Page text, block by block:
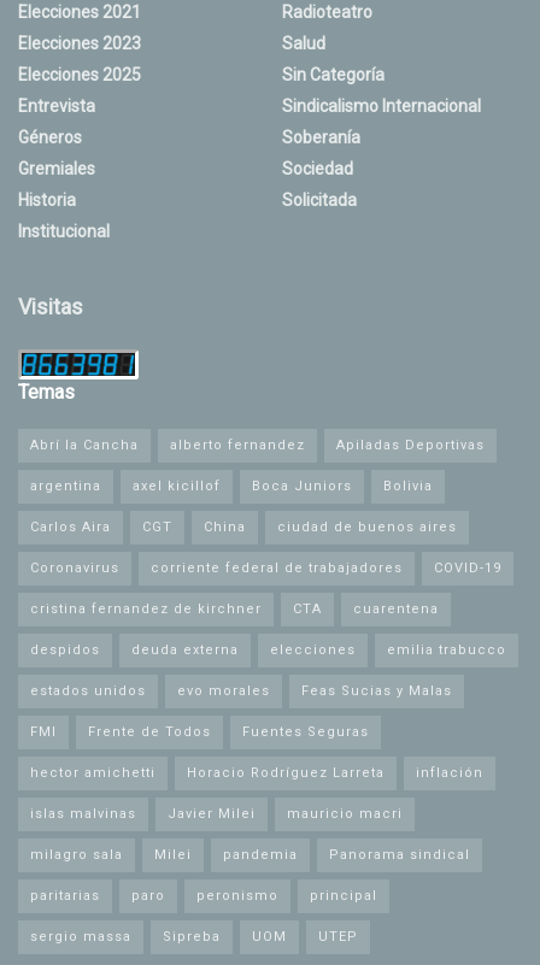
Elecciones 2021
Elecciones 2023
Elecciones 2025
Entrevista
Géneros
Gremiales
Historia
Institucional
Radioteatro
Salud
Sin Categoría
Sindicalismo Internacional
Soberanía
Sociedad
Solicitada
Visitas
Temas
Abrí la Cancha alberto fernandez Apiladas Deportivas
argentina axel kicillof Boca Juniors Bolivia
Carlos Aira CGT China ciudad de buenos aires
Coronavirus corriente federal de trabajadores COVID-19
cristina fernandez de kirchner CTA cuarentena
despidos deuda externa elecciones emilia trabucco
estados unidos evo morales Feas Sucias y Malas
FMI Frente de Todos Fuentes Seguras
hector amichetti Horacio Rodríguez Larreta inflación
islas malvinas Javier Milei mauricio macri
milagro sala Milei pandemia Panorama sindical
paritarias paro peronismo principal
sergio massa Sipreba UOM UTEP